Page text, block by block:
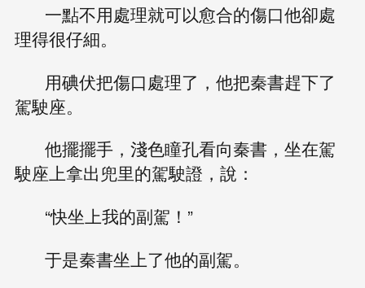
一點不用處理就可以愈合的傷口他卻處
理得很仔細。
用碘伏把傷口處理了，他把秦書趕下了
駕駛座。
他擺擺手，淺色瞳孔看向秦書，坐在駕
駛座上拿出兜里的駕駛證，說：
“快坐上我的副駕！”
于是秦書坐上了他的副駕。